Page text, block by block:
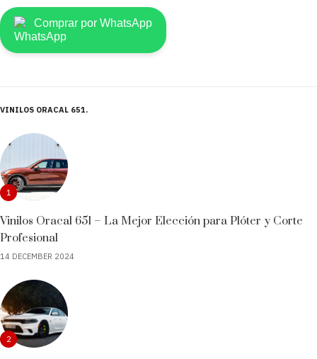
Comprar por WhatsApp
VINILOS ORACAL 651
1
Vinilos Oracal 651 – La Mejor Elección para Plóter y Corte
Profesional
14 DECEMBER 2024
2